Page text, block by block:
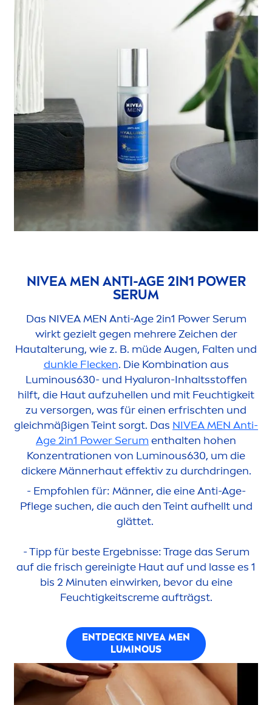
NIVEA MEN ANTI-AGE 2IN1 POWER
SERUM
Das NIVEA MEN Anti-Age 2in1 Power Serum
wirkt gezielt gegen mehrere Zeichen der
Hautalterung, wie z. B. müde Augen, Falten und
dunkle Flecken. Die Kombination aus
Luminous630- und Hyaluron-Inhaltsstoffen
hilft, die Haut aufzuhellen und mit Feuchtigkeit
zu versorgen, was für einen erfrischten und
gleichmäßigen Teint sorgt. Das NIVEAMEN Anti-
Age 2in1 Power Serum enthalten hohen
Konzentrationen von Luminous630, um die
dickere Männerhaut effektiv zu durchdringen.
- Empfohlen für: Männer, die eine Anti-Age-
Pflege suchen, die auch den Teint aufhellt und
glättet.
- Tipp für beste Ergebnisse: Trage das Serum
auf die frisch gereinigte Haut auf und lasse es 1
bis 2 Minuten einwirken, bevor du eine
Feuchtigkeitscremeaufträgst.
ENTDECKE NIVEA MEN
LUMINOUS